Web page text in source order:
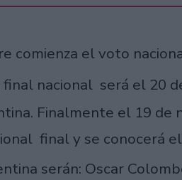
comienza el voto
final nacional será el 20
Finalmente el 19 de
final y se conocerá
serán: Oscar